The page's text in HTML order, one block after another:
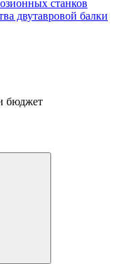
станков
двутавровой балки
бюджет